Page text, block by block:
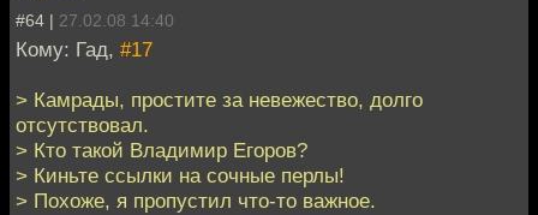
#64 | 27.02.08 14:40
Кому: Гад, #17
> Камрады, простите за невежество, долго
отсутствовал.
> Кто такой Владимир Егоров?
> Киньте ссылки на сочные перлы!
> Похоже, я пропустил что-то важное.